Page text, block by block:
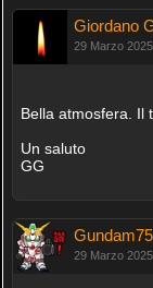
Giordano
29 Marzo
Bella atmosfera. Il
Un saluto
GG
Gundam75
29 Marzo